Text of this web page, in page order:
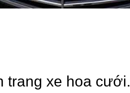
trang xe hoa cưới.